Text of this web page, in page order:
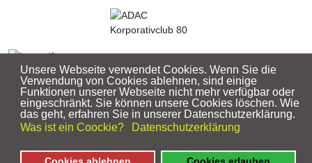
Unsere Webseite verwendet Cookies. Wenn Sie die
Verwendung von Cookies ablehnen, sind einige
Funktionen unserer Webseite nicht mehr verfügbar oder
eingeschränkt. Sie können unsere Cookies löschen. Wie
das geht, erfahren Sie in unserer Datenschutzerklärung.
Was ist ein Coockie?
Datenschutzerklärung
© 2026 Brezelfenstervereinigung e.V.